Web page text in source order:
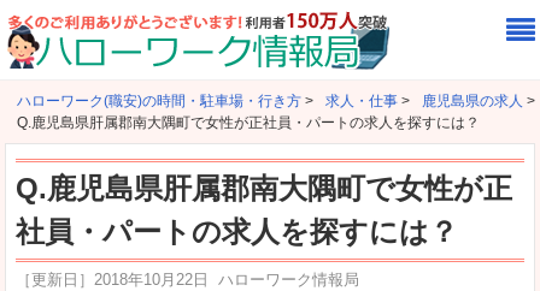
ハローワーク(職安)の時間・駐車場・行き方 > 求人・仕事 > 鹿児島県の求人 >
Q.鹿児島県肝属郡南大隅町で女性が正社員・パートの求人を探すには？
Q.鹿児島県肝属郡南大隅町で女性が正
社員・パートの求人を探すには？
［更新日］ 2018年10月22日 ハローワーク情報局